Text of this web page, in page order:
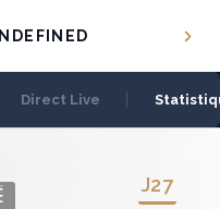
Direct Live
J27